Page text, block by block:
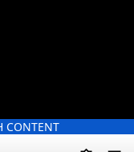
CONTENT